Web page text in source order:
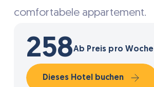
comfortabele appartement.
258Ab Preis pro Woche
Dieses Hotel buchen